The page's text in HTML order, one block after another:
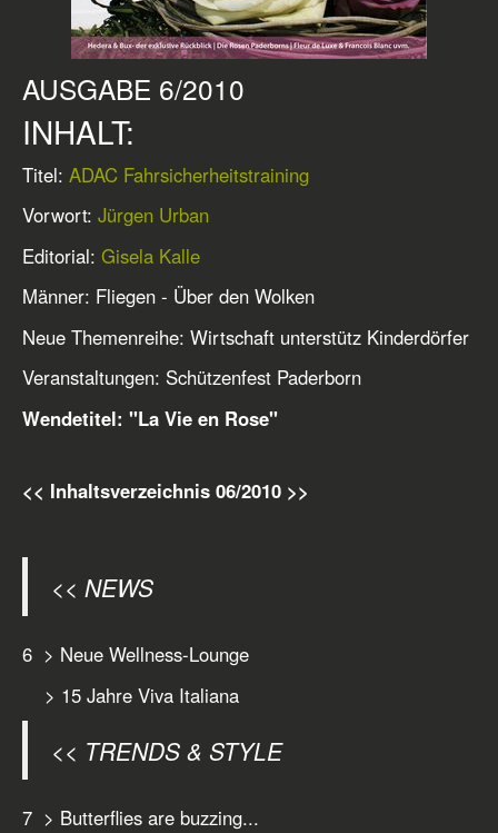
AUSGABE 6/2010
INHALT:
Titel: ADAC Fahrsicherheitstraining
Vorwort: Jürgen Urban
Editorial: Gisela Kalle
Männer: Fliegen - Über den Wolken
Neue Themenreihe: Wirtschaft unterstütz Kinderdörfer
Veranstaltungen: Schützenfest Paderborn
Wendetitel: "La Vie en Rose"
<< Inhaltsverzeichnis 06/2010 >>
<< NEWS
6 > Neue Wellness-Lounge
> 15 Jahre Viva Italiana
<< TRENDS & STYLE
7 > Butterflies are buzzing...